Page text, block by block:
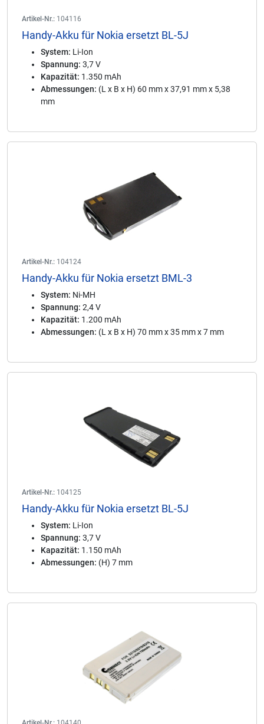
Artikel-Nr.: 104116
Handy-Akku für Nokia ersetzt BL-5J
System: Li-Ion
Spannung: 3,7 V
Kapazität: 1.350 mAh
Abmessungen: (L x B x H) 60 mm x 37,91 mm x 5,38
mm
Artikel-Nr.: 104124
Handy-Akku für Nokia ersetzt BML-3
System: Ni-MH
Spannung: 2,4 V
Kapazität: 1.200 mAh
Abmessungen: (L x B x H) 70 mm x 35 mm x 7 mm
Artikel-Nr.: 104125
Handy-Akku für Nokia ersetzt BL-5J
System: Li-Ion
Spannung: 3,7 V
Kapazität: 1.150 mAh
Abmessungen: (H) 7 mm